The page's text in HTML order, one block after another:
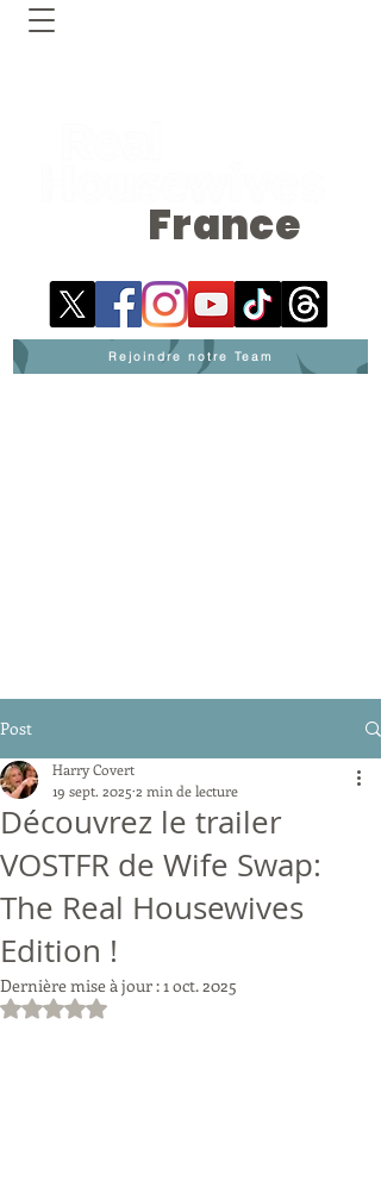
France
Rejoindre notre Team
Post
Découvrez le trailer
VOSTFR de Wife Swap:
The Real Housewives
Edition !
Harry Covert
19 sept. 2025 2 min de lecture
Dernière mise à jour :1 oct. 2025
Noté NaN étoiles sur 5.